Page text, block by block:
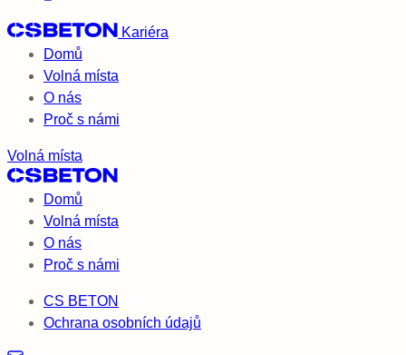
Kariéra
Domů
Volná místa
O nás
Proč s námi
Volná místa
Domů
Volná místa
O nás
Proč s námi
CS BETON
Ochrana osobních údajů